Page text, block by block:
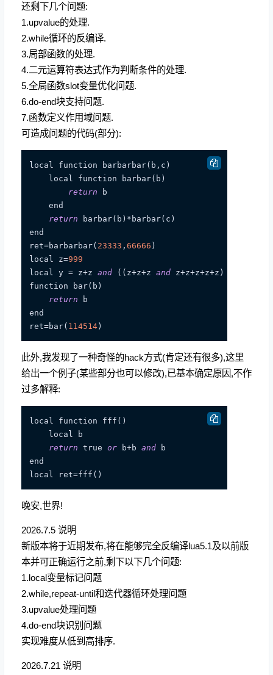
还剩下几个问题:
1.upvalue的处理.
2.while循环的反编译.
3.局部函数的处理.
4.二元运算符表达式作为判断条件的处理.
5.全局函数slot变量优化问题.
6.do-end块支持问题.
7.函数定义作用域问题.
可造成问题的代码(部分):
local function barbarbar(b,c)
    local function barbar(b)
return b
    end
return barbar(b)*barbar(c)
end
ret=barbarbar(23333 ,66666)
local z=999
local y = z+z and ((z+z+z and z+z+z+z+z)
function bar(b)
return b
end
ret=bar(114514
此外,我发现了一种奇怪的hack方式(肯定还有很多),这里
给出一个例子(某些部分也可以修改),已基本确定原因,不作
过多解释:
local function fff()
    local b
return true or b+b and b
end
晚安,世界!
2026.7.5 说明
新版本将于近期发布,将在能够完全反编译lua5.1及以前版
本并可正确运行之前,剩下以下几个问题:
1.local变量标记问题
2.while,repeat-until和迭代器循环处理问题
3.upvalue处理问题
4.do-end块识别问题
实现难度从低到高排序.
2026.7.21 说明